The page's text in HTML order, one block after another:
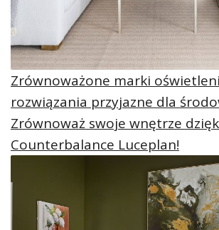
Zrównoważone marki
rozwiązania przyjazne dla
Zrównoważ swoje wnętrze
Counterbalance Luceplan!